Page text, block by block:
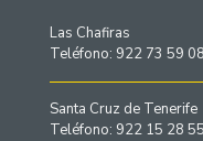
Las Chafiras
Teléfono: 922 73 59 08
Santa Cruz de Tenerife
Teléfono: 922 15 28 55